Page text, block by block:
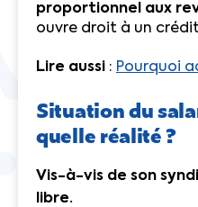
proportionnel aux
ouvre droit à un
Lire aussi : Pourquoi
Situation du
quelle réalité ?
Vis-à-vis de son
libre.